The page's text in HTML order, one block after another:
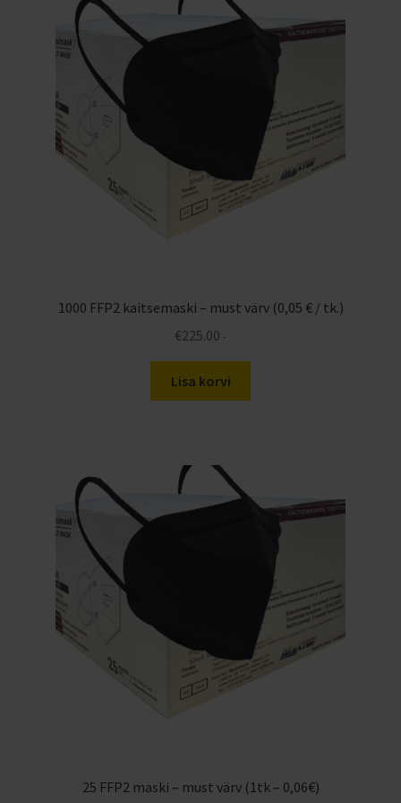
1000 FFP2 kaitsemaski – must värv (0,05 € / tk.)
€225.00 -
Lisa korvi
25 FFP2 maski – must värv (1tk – 0,06€)